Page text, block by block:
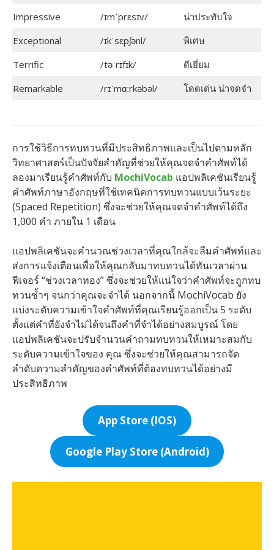
Impressive
/ɪmˈprɛsɪv/
น่าประทับใจ
Exceptional
/ɪkˈsɛpʃənl/
พิเศษ
Terrific
/təˈrɪfɪk/
ดีเยี่ยม
Remarkable
/rɪˈmɑːrkəbəl/ โดดเด่น น่าจดจำ
การใช้วิธีการทบทวนที่มีประสิทธิภาพและเป็นไปตามหลัก
วิทยาศาสตร์เป็นปัจจัยสำคัญที่ช่วยให้คุณจดจำคำศัพท์ได้
ลองมาเรียนรู้คำศัพท์กับ MochiVocab แอปพลิเคชันเรียนรู้
คำศัพท์ภาษาอังกฤษที่ใช้เทคนิคการทบทวนแบบเว้นระยะ
(Spaced Repetition) ซึ่งจะช่วยให้คุณจดจำคำศัพท์ได้ถึง
1,000 คำ ภายใน 1 เดือน
แอปพลิเคชันจะคำนวณช่วงเวลาที่คุณใกล้จะลืมคำศัพท์และ
ส่งการแจ้งเตือนเพื่อให้คุณกลับมาทบทวนได้ทันเวลาผ่าน
ฟีเจอร์ “ช่วงเวลาทอง” ซึ่งจะช่วยให้แน่ใจว่าคำศัพท์จะถูกทบ
ทวนซ้ำๆ จนกว่าคุณจะจำได้ นอกจากนี้ MochiVocab ยัง
แบ่งระดับความเข้าใจคำศัพท์ที่คุณเรียนรู้ออกเป็น 5 ระดับ
ตั้งแต่คำที่ยังจำไม่ได้จนถึงคำที่จำได้อย่างสมบูรณ์ โดย
แอปพลิเคชันจะปรับจำนวนคำถามทบทวนให้เหมาะสมกับ
ระดับความเข้าใจของ คุณ ซึ่งจะช่วยให้คุณสามารถจัด
ลำดับความสำคัญของคำศัพท์ที่ต้องทบทวนได้อย่างมี
ประสิทธิภาพ
App Store (IOS)
Google Play Store (Android)